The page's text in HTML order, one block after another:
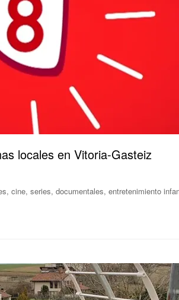
locales en Vitoria-Gasteiz
cine, series, documentales, entretenimiento